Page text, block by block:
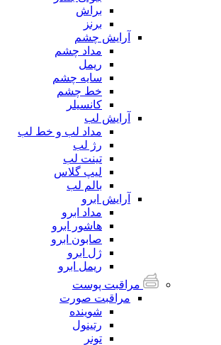
براش
برنز
آرایش چشم
مداد چشم
ریمل
سایه چشم
خط چشم
کانسیلر
آرایش لب
مداد لب و خط لب
رژ لب
تینت لب
لیپ گلاس
بالم لب
آرایش ابرو
مداد ابرو
هاشور ابرو
صابون ابرو
ژل ابرو
ریمل ابرو
مراقبت پوست
مراقبت صورت
شوینده
رتینول
تونر